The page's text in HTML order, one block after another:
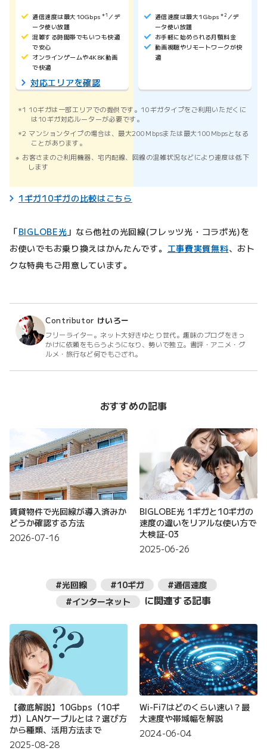
通信速度は最大10Gbps ＊1 ／デ
ータ使い放題
混雑する時間帯でもいつも快適
で安心
オンラインゲームや4K8K動画
で快適
対応エリアを確認
通信速度は最大1Gbps ＊2 ／デ
ータ使い放題
お手軽に始められる月額料金
動画視聴やリモートワークが快
適
1 10ギガは一部エリアでの提供です。10ギガタイプをご利用いただくに
は10ギガ対応ルーターが必要です。
2 マンションタイプの場合は、最大200Mbpsまたは最大100Mbpsとなる
ことがあります。
お客さまのご利用機器、宅内配線、回線の混雑状況などにより速度は低下
します
1ギガ10ギガの比較はこちら
「BIGLOBE光 」なら他社の光回線(フレッツ光・コラボ光)を
お使いでもお乗り換えはかんたんです。 工事費実質無料、おト
クな特典もご用意しています。
Contributor けいろー
フリーライター。ネット大好きゆとり世代。趣味のブログをきっ
かけに依頼をもらうようになり、勢いで独立。書評・アニメ・グ
ルメ・旅行など何でもござれ。
おすすめの記事
賃貸物件で光回線が導入済みか
どうか確認する方法
2026-07-16
BIGLOBE光 1ギガと10ギガの
速度の違いをリアルな使い方で
大検証-03
2025-06-26
#光回線 #10ギガ
#通信速度
#インターネット
に関連する記事
【徹底解説】10Gbps（10ギ
ガ）LANケーブルとは？選び方
から種類、活用方法まで
2025-08-28
Wi-Fi7はどのくらい速い？最
大速度や帯域幅を解説
2024-06-04